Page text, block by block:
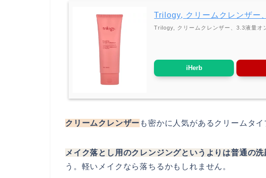
Trilogy, クリームクレンザー
Trilogy, クリームクレンザー、3.3液量オ
iHerb
クリームクレンザー も密かに人気があるクリームタイ
メイク落とし用のクレンジングというよりは普通の
う。軽いメイクなら落ちるかもしれません。